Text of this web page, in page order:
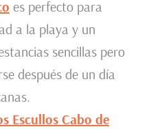
es perfecto para
a la playa y un
sencillas pero
después de un día
Escullos Cabo de